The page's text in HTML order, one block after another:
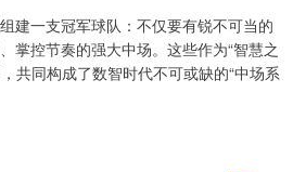
建一支冠军球队：不仅要有锐不可当的
掌控节奏的强大中场。这些作为“智慧之
共同构成了数智时代不可或缺的“中场系